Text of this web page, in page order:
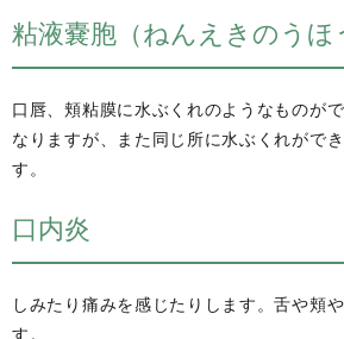
粘液嚢胞（ねんえきのうほ
口唇、頬粘膜に水ぶくれのようなものが
なりますが、また同じ所に水ぶくれがで
す。
口内炎
しみたり痛みを感じたりします。舌や頬
す。